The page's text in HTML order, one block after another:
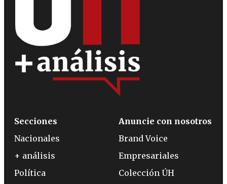
Secciones
Nacionales
+ análisis
Política
Anuncie con nosotros
Brand Voice
Empresariales
Colección ÚH